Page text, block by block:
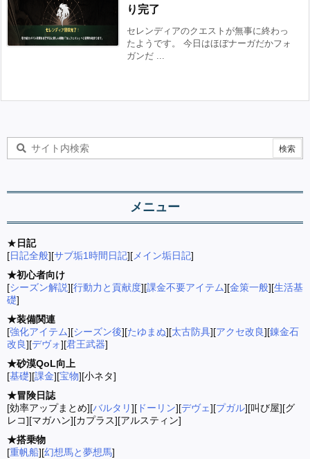
り完了
セレンディアのクエストが無事に終わっ
たようです。 今日はほぼナーガだかフォ
ガンだ ...
メニュー
★ 日記
[日記全般][サブ垢1時間日記][ メイン垢日記]
★初心者向け
[シーズン解説][行動力と貢献度][課金不要アイテム][金策一般][生活基
礎]
★装備関連
[強化アイテム][シーズン後][たゆまぬ][太古防具][アクセ改良][錬金石
改良][デヴォ][君王武器]
★砂漠QoL向上
[基礎][課金][宝物][小ネタ]
★冒険日誌
[効率アップまとめ][バルタリ][ ドーリン][デヴェ][プガル][叫び屋][グ
レコ][マガハン][カプラス][アルスティン]
★搭乗物
[重帆船][幻想馬と夢想馬]